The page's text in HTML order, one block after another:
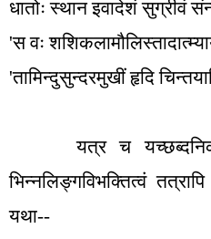
धातोः स्थान इवादेशं सुग्रीवं
'स वः
'तामिन्दुसुन्दरमुखीं हृदि
यत्र च
भिन्नलिङ्गविभक्तित्वं
यथा--